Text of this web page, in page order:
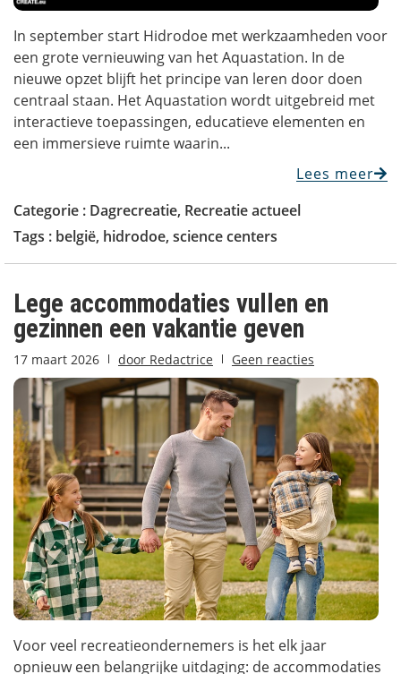
In september start Hidrodoe met werkzaamheden voor
een grote vernieuwing van het Aquastation. In de
nieuwe opzet blijft het principe van leren door doen
centraal staan. Het Aquastation wordt uitgebreid met
interactieve toepassingen, educatieve elementen en
een immersieve ruimte waarin...
Lees meer
Categorie : Dagrecreatie, Recreatie actueel
Tags : belgië, hidrodoe, science centers
Lege accommodaties vullen en
gezinnen een vakantie geven
17 maart 2026 door Redactrice Geen reacties
Voor veel recreatieondernemers is het elk jaar
opnieuw een belangrijke uitdaging: de accommodaties